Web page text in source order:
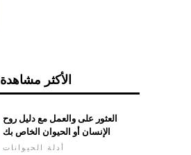
الأكثر مشاهدة
العثور على والعمل مع دليل روح
الإنسان أو الحيوان الخاص بك
أدلة الحيوانات